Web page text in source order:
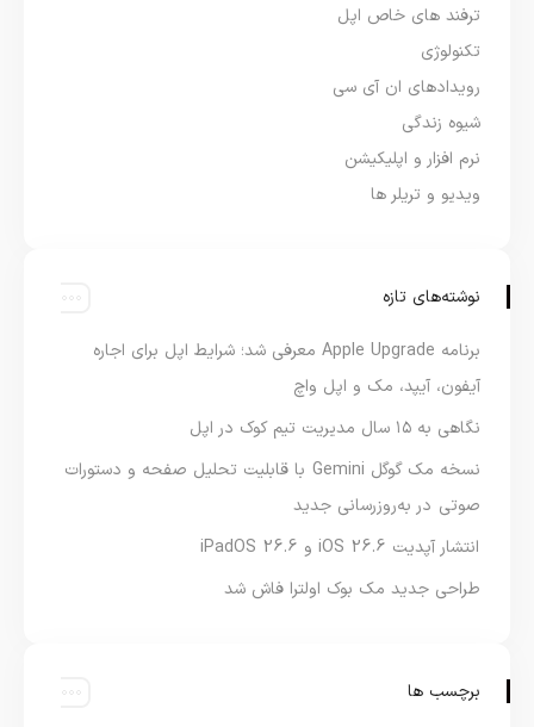
ترفند های خاص اپل
تکنولوژی
رویدادهای ان آی سی
شیوه زندگی
نرم افزار و اپلیکیشن
ویدیو و تریلر ها
نوشته‌های تازه
برنامه Apple Upgrade معرفی شد؛ شرایط اپل برای اجاره
آیفون، آیپد، مک و اپل واچ
نگاهی به ۱۵ سال مدیریت تیم کوک در اپل
نسخه مک گوگل Gemini با قابلیت تحلیل صفحه و دستورات
صوتی در به‌روزرسانی جدید
انتشار آپدیت iOS 26.6 و iPadOS 26.6
طراحی جدید مک بوک اولترا فاش شد
برچسب ها